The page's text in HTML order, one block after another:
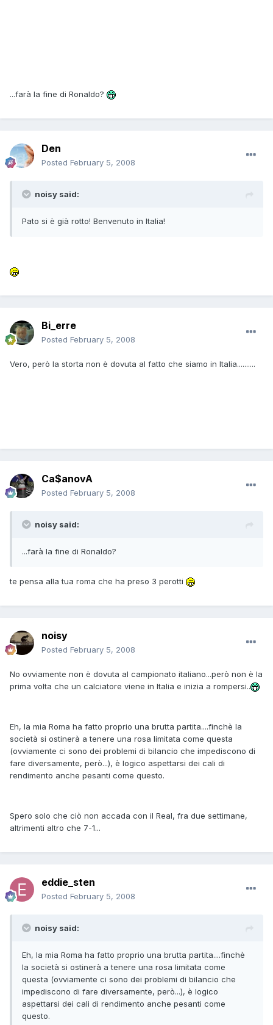
...farà la fine di Ronaldo?
Den
Posted February 5, 2008
noisy said:
Pato si è già rotto! Benvenuto in Italia!
Bi_erre
Posted February 5, 2008
Vero, però la storta non è dovuta al fatto che siamo in Italia..........
Ca$anovA
Posted February 5, 2008
noisy said:
...farà la fine di Ronaldo?
te pensa alla tua roma che ha preso 3 perotti
noisy
Posted February 5, 2008
No ovviamente non è dovuta al campionato italiano...però non è la
prima volta che un calciatore viene in Italia e inizia a rompersi..
Eh, la mia Roma ha fatto proprio una brutta partita....finchè la
società si ostinerà a tenere una rosa limitata come questa
(ovviamente ci sono dei problemi di bilancio che impediscono di
fare diversamente, però...), è logico aspettarsi dei cali di
rendimento anche pesanti come questo.
Spero solo che ciò non accada con il Real, fra due settimane,
altrimenti altro che 7-1...
eddie_sten
Posted February 5, 2008
noisy said:
Eh, la mia Roma ha fatto proprio una brutta partita....finchè
la società si ostinerà a tenere una rosa limitata come
questa (ovviamente ci sono dei problemi di bilancio che
impediscono di fare diversamente, però...), è logico
aspettarsi dei cali di rendimento anche pesanti come
questo.